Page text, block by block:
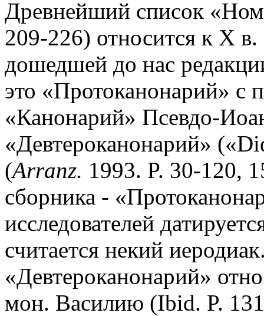
Древнейший список
209-226) относится к X в.
дошедшей до нас
это «Протоканонарий» с
«Канонарий» Псевдо-
«Девтероканонарий»
(Arranz. 1993. P. 30-120,
сборника -
исследователей
считается некий
«Девтероканонарий»
мон. Василию (Ibid. P.